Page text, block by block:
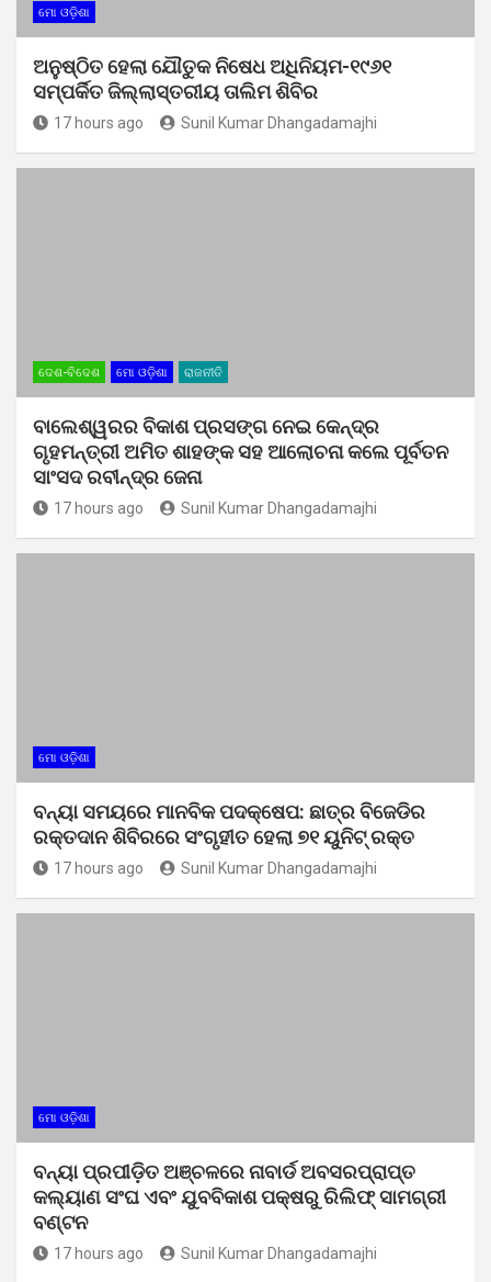
ମୋ ଓଡ଼ିଶା
ଅନୁଷ୍ଠିତ ହେଲା ଯୌତୁକ ନିଷେଧ ଅଧିନିୟମ-୧୯୬୧
ସମ୍ପର୍କିତ ଜିଲ୍ଲାସ୍ତରୀୟ ତାଲିମ ଶିବିର
17 hours ago Sunil Kumar Dhangadamajhi
ଦେଶ-ବିଦେଶ ମୋ ଓଡ଼ିଶା ରାଜନୀତି
ବାଲେଶ୍ୱରର ବିକାଶ ପ୍ରସଙ୍ଗ ନେଇ କେନ୍ଦ୍ର
ଗୃହମନ୍ତ୍ରୀ ଅମିତ ଶାହଙ୍କ ସହ ଆଲୋଚନା କଲେ ପୂର୍ବତନ
ସାଂସଦ ରବୀନ୍ଦ୍ର ଜେନା
17 hours ago Sunil Kumar Dhangadamajhi
ମୋ ଓଡ଼ିଶା
ବନ୍ୟା ସମୟରେ ମାନବିକ ପଦକ୍ଷେପ: ଛାତ୍ର ବିଜେଡିର
ରକ୍ତଦାନ ଶିବିରରେ ସଂଗୃହୀତ ହେଲା ୭୧ ୟୁନିଟ୍ ରକ୍ତ
17 hours ago Sunil Kumar Dhangadamajhi
ମୋ ଓଡ଼ିଶା
ବନ୍ୟା ପ୍ରପୀଡ଼ିତ ଅଞ୍ଚଳରେ ନାବାର୍ଡ ଅବସରପ୍ରାପ୍ତ
କଲ୍ୟାଣ ସଂଘ ଏବଂ ଯୁବବିକାଶ ପକ୍ଷରୁ ରିଲିଫ୍ ସାମଗ୍ରୀ
ବଣ୍ଟନ
17 hours ago Sunil Kumar Dhangadamajhi